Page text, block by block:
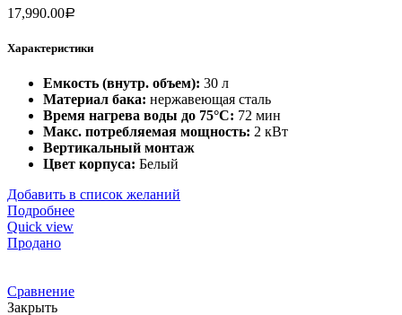
17,990.00Р
Характеристики
Емкость (внутр. объем): 30 л
Материал бака: нержавеющая сталь
Время нагрева воды до 75°С: 72 мин
Макс. потребляемая мощность: 2 кВт
Вертикальный монтаж
Цвет корпуса: Белый
Добавить в список желаний
Подробнее
Quick view
Продано
Сравнение
Закрыть